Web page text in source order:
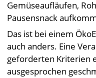
Gemüseaufläufen,
Pausensnack
Das ist bei einem
auch anders. Eine
geforderten Kriterien
ausgesprochen